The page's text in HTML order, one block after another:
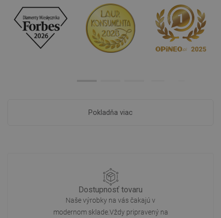
Pokladňa viac
Dostupnosť tovaru
Naše výrobky na vás čakajú v
modernom sklade.Vždy pripravený na